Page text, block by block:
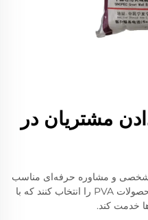
مشتریان در
و مشاوره حرفه‌ای مناسب
در دسترس است تا مشتریان بتوانند محصولات PVA را انتخاب کنند که با
خدمت کند.